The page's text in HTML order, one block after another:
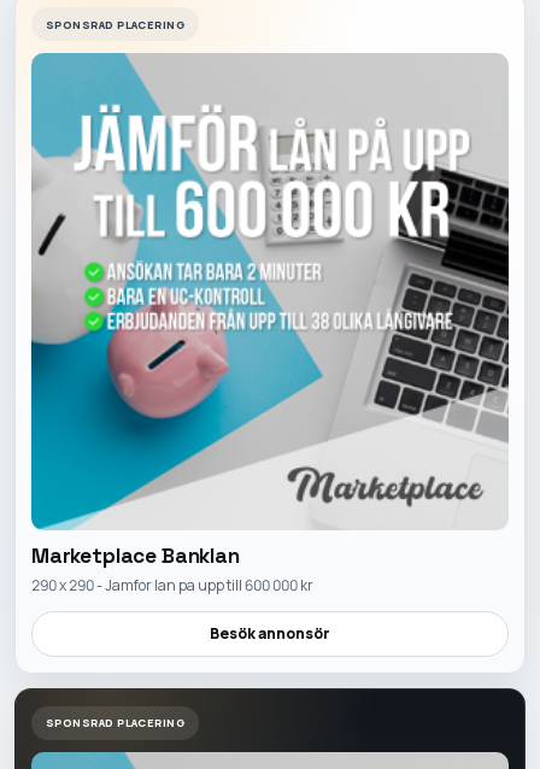
SPONSRAD PLACERING
Marketplace Banklan
290 x 290 - Jamfor lan pa upp till 600 000 kr
Besök annonsör
SPONSRAD PLACERING